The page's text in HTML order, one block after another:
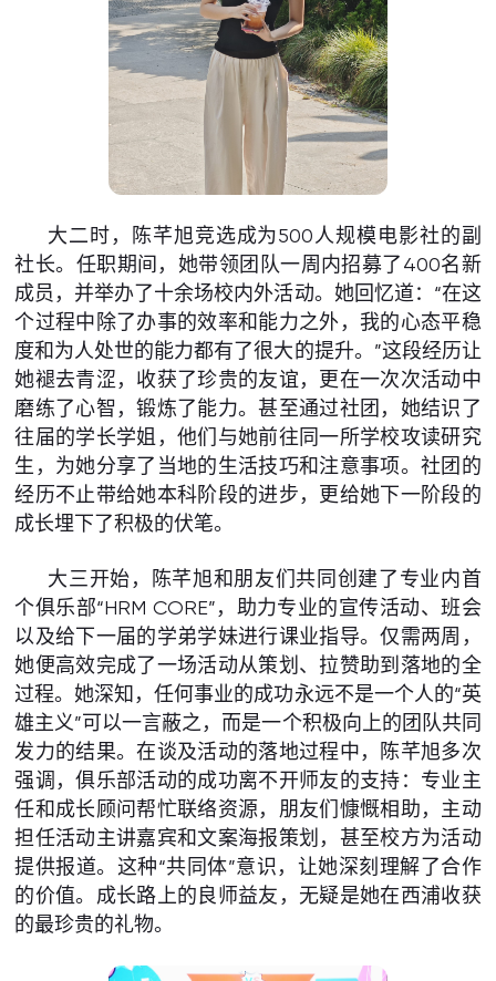
大二时，陈芊旭竞选成为500人规模电影社的副
社长。任职期间，她带领团队一周内招募了400名新
成员，并举办了十余场校内外活动。她回忆道：“在这
个过程中除了办事的效率和能力之外，我的心态平稳
度和为人处世的能力都有了很大的提升。”这段经历让
她褪去青涩，收获了珍贵的友谊，更在一次次活动中
磨练了心智，锻炼了能力。甚至通过社团，她结识了
往届的学长学姐，他们与她前往同一所学校攻读研究
生，为她分享了当地的生活技巧和注意事项。社团的
经历不止带给她本科阶段的进步，更给她下一阶段的
成长埋下了积极的伏笔。
大三开始，陈芊旭和朋友们共同创建了专业内首
个俱乐部“HRM CORE”，助力专业的宣传活动、班会
以及给下一届的学弟学妹进行课业指导。仅需两周，
她便高效完成了一场活动从策划、拉赞助到落地的全
过程。她深知，任何事业的成功永远不是一个人的“英
雄主义”可以一言蔽之，而是一个积极向上的团队共同
发力的结果。在谈及活动的落地过程中，陈芊旭多次
强调，俱乐部活动的成功离不开师友的支持：专业主
任和成长顾问帮忙联络资源，朋友们慷慨相助，主动
担任活动主讲嘉宾和文案海报策划，甚至校方为活动
提供报道。这种“共同体”意识，让她深刻理解了合作
的价值。成长路上的良师益友，无疑是她在西浦收获
的最珍贵的礼物。